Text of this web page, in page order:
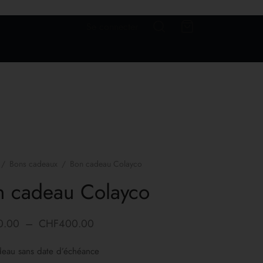
cadeau Colayco
– CHF400.00
sans date d’échéance